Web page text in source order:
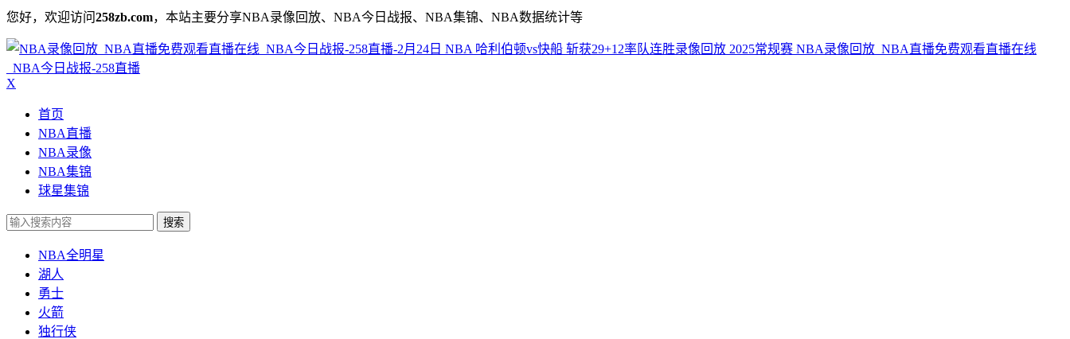
您好，欢迎访问258zb.com，本站主要分享NBA录像回放、NBA今日战报、NBA集锦、NBA数据统计等
NBA录像回放_NBA直播免费观看直播在线
_NBA今日战报-258直播
X
首页
NBA直播
NBA录像
NBA集锦
球星集锦
搜索
NBA全明星
湖人
勇士
火箭
独行侠